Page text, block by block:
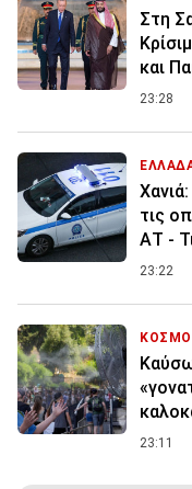
Στη
και
23:28
τις
ΑΤ -
23:22
23:11